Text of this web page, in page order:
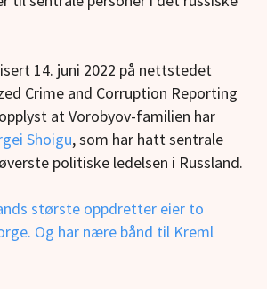
14. juni 2022 på nettstedet
Crime and Corruption Reporting
at Vorobyov-familien har
Shoigu, som har hatt sentrale
politiske ledelsen i Russland.
største oppdretter eier to
Og har nære bånd til Kreml